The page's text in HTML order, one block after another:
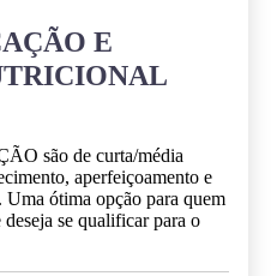
E
são de curta/média
aperfeiçoamento e
Uma ótima opção para quem
se qualificar para o